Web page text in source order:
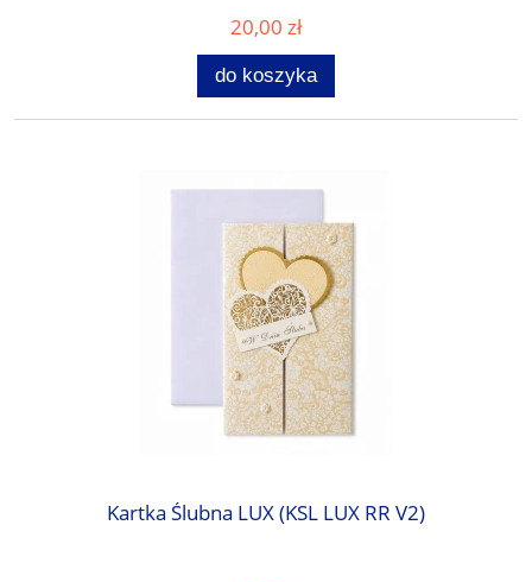
20,00 zł
do koszyka
Kartka Ślubna LUX (KSL LUX RR V2)